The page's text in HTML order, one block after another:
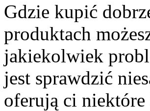
Gdzie kupić
produktach
jakiekolwiek
jest sprawdzić
oferują ci